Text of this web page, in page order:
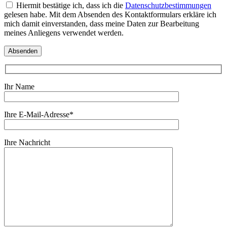
Hiermit bestätige ich, dass ich die Datenschutzbestimmungen
gelesen habe. Mit dem Absenden des Kontaktformulars erkläre ich
mich damit einverstanden, dass meine Daten zur Bearbeitung
meines Anliegens verwendet werden.
Ihr Name
Ihre E-Mail-Adresse*
Ihre Nachricht